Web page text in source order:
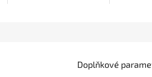
Doplňkové